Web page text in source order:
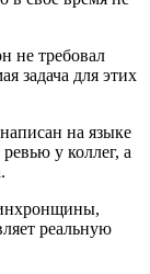
не требовал
задача для этих
на языке
у коллег, а
реальную